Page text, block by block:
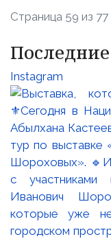
Страница 59 из 77
Instagram